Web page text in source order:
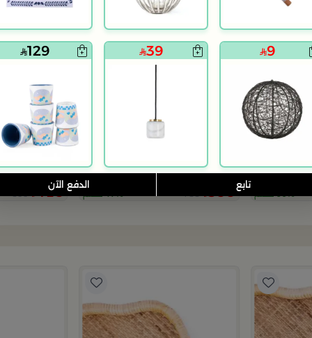
9
39
129
تابع الدفع الآن
من سيمارا
60% خصم
بلندز هوم
طقم الشاي و القهوة الأنيق من هيدا
399 47% خصم
هدية طقم
419